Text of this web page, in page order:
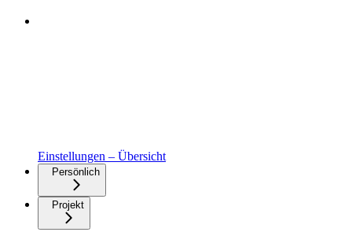
Einstellungen – Übersicht
Persönlich
Projekt